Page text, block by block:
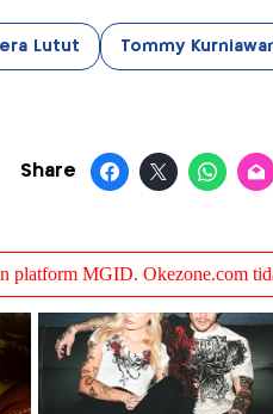
Lutut Tommy
Share